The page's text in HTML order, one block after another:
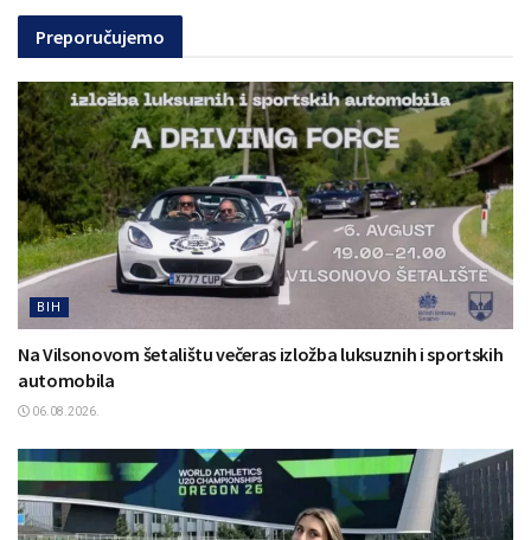
Preporučujemo
BIH
Na Vilsonovom šetalištu večeras izložba luksuznih i sportskih
automobila
06.08.2026.